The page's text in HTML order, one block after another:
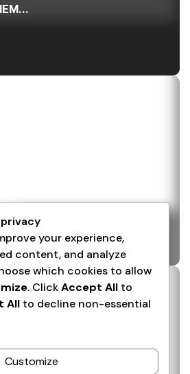
your experience,
content, and analyze
which cookies to allow
. ClickAccept All to
All to decline non-essential
Customize